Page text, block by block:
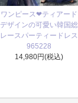
ワンピース❤ティアード
デザインの可愛い韓国総
レースパーティードレス
965228
14,980円(税込)